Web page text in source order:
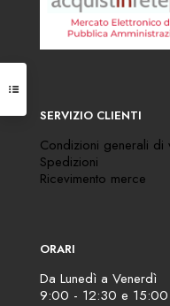
SERVIZIO CLIENTI
Condizioni generali di
Spedizioni
Ricevimento merce
ORARI
Da Lunedì a Venerdì
9:00 - 12:30 e